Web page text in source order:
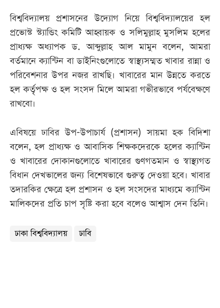
বিশ্ববিদ্যালয় প্রশাসনের উদ্যোগ নিয়ে বিশ্ববিদ্যালয়ের হল
প্রভোস্ট স্ট্যান্ডিং কমিটি আহ্বায়ক ও সলিমুল্লাহ মুসলিম হলের
প্রাধ্যক্ষ অধ্যাপক ড. আব্দুল্লাহ আল মামুন বলেন, আমরা
বর্তমানে ক্যান্টিন বা ডাইনিংগুলোতে স্বাস্থ্যসম্মত খাবার রান্না ও
পরিবেশনার উপর নজর রাখছি। খাবারের মান উন্নতে করতে
হল কর্তৃপক্ষ ও হল সংসদ মিলে আমরা গভীরভাবে পর্যবেক্ষণে
রাখবো।
এবিষয়ে ঢাবির উপ-উপাচার্য (প্রশাসন) সায়মা হক বিদিশা
বলেন, হল প্রাধ্যক্ষ ও আবাসিক শিক্ষকদেরকে হলের ক্যান্টিন
ও খাবারের দোকানগুলোতে খাবারের গুণগতমান ও স্বাস্থ্যগত
বিধান দেখভালের জন্য বিশেষভাবে গুরুত্ব দেওয়া হবে। খাবার
তদারকির ক্ষেত্রে হল প্রশাসন ও হল সংসদের মাধ্যমে ক্যান্টিন
মালিকদের প্রতি চাপ সৃষ্টি করা হবে বলেও আশ্বাস দেন তিনি।
ঢাকা বিশ্ববিদ্যালয় ঢাবি